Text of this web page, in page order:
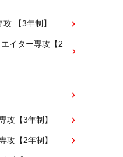
【3年制】
イター専攻【2
攻【3年制】
攻【2年制】